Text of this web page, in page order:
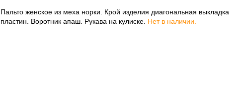
Пальто женское из меха норки. Крой изделия диагональная выкладка
пластин. Воротник апаш. Рукава на кулиске. Нет в наличии.